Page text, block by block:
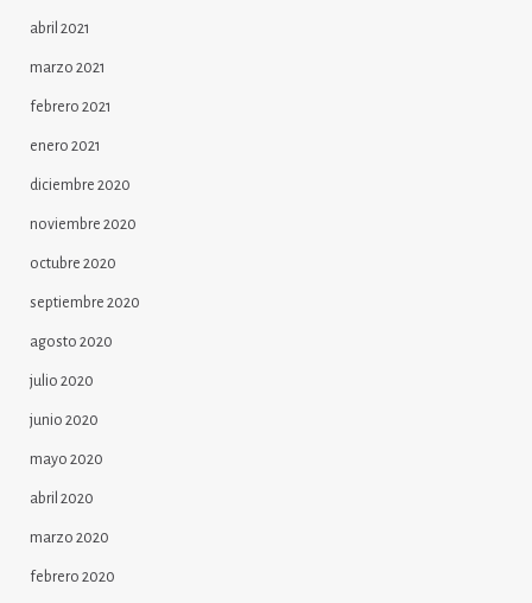
abril 2021
marzo 2021
febrero 2021
enero 2021
diciembre 2020
noviembre 2020
octubre 2020
septiembre 2020
agosto 2020
julio 2020
junio 2020
mayo 2020
abril 2020
marzo 2020
febrero 2020